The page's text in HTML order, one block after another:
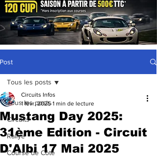
Post
Tous les posts
Circuits
Rallye
Course de Côte
Tous les posts
Mustang Day 2025:
31ème Edition - Circuit
D'Albi 17 Mai 2025
Circuits Infos
1 févr. 2025 1 min de lecture